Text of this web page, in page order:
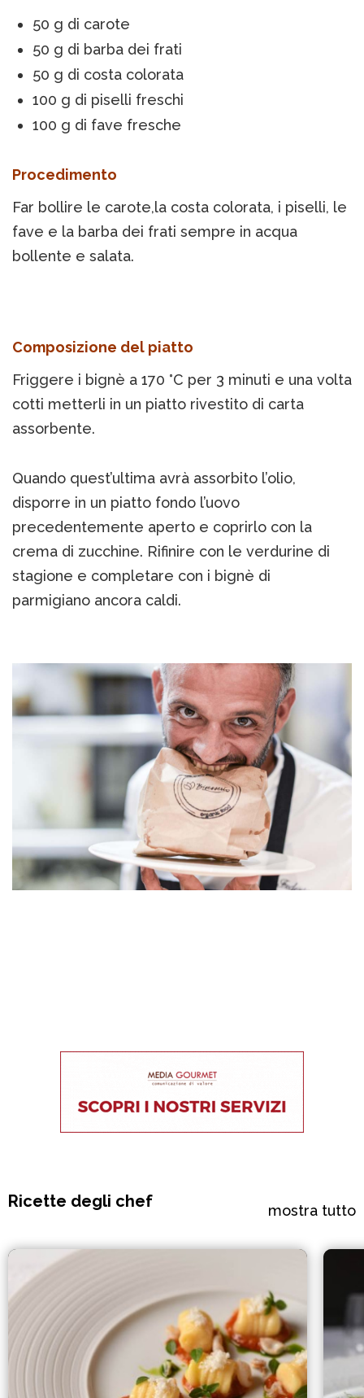
50 g di carote
50 g di barba dei frati
50 g di costa colorata
100 g di piselli freschi
100 g di fave fresche
Procedimento
Far bollire le carote,la costa colorata, i piselli, le
fave e la barba dei frati sempre in acqua
bollente e salata.
Composizione del piatto
Friggere i bignè a 170 °C per 3 minuti e una volta
cotti metterli in un piatto rivestito di carta
assorbente.
Quando quest’ultima avrà assorbito l’olio,
disporre in un piatto fondo l’uovo
precedentemente aperto e coprirlo con la
crema di zucchine. Rifinire con le verdurine di
stagione e completare con i bignè di
parmigiano ancora caldi.
Ricette degli chef mostra tutto